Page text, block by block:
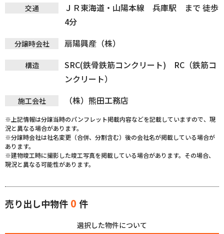
交通
ＪＲ東海道・山陽本線 兵庫駅 まで 徒歩
4分
分譲時会社 扇陽興産（株）
構造
SRC(鉄骨鉄筋コンクリート) RC（鉄筋コ
ンクリート）
施工会社 （株）熊田工務店
※上記情報は分譲当時のパンフレット掲載内容などを記載していますので、現
況と異なる場合があります。
※分譲時会社は社名変更（合併、分割含む）後の会社名が掲載している場合が
あります。
※建物竣工時に撮影した竣工写真を掲載している場合があります。その場合、
現況と異なる可能性があります。
売り出し中物件 0 件
選択した物件について